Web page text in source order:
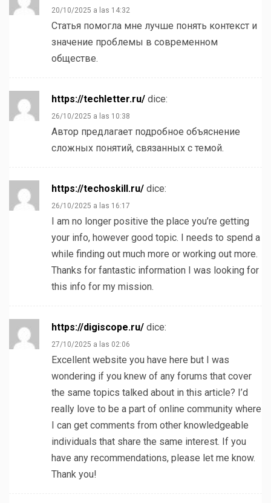
20/10/2025 a las 14:32
Статья помогла мне лучше понять контекст и
значение проблемы в современном
обществе.
https://techletter.ru/ dice:
26/10/2025 a las 10:38
Автор предлагает подробное объяснение
сложных понятий, связанных с темой.
https://techoskill.ru/ dice:
26/10/2025 a las 16:17
I am no longer positive the place you’re getting
your info, however good topic. I needs to spend a
while finding out much more or working out more.
Thanks for fantastic information I was looking for
this info for my mission.
https://digiscope.ru/ dice:
27/10/2025 a las 02:06
Excellent website you have here but I was
wondering if you knew of any forums that cover
the same topics talked about in this article? I’d
really love to be a part of online community where
I can get comments from other knowledgeable
individuals that share the same interest. If you
have any recommendations, please let me know.
Thank you!